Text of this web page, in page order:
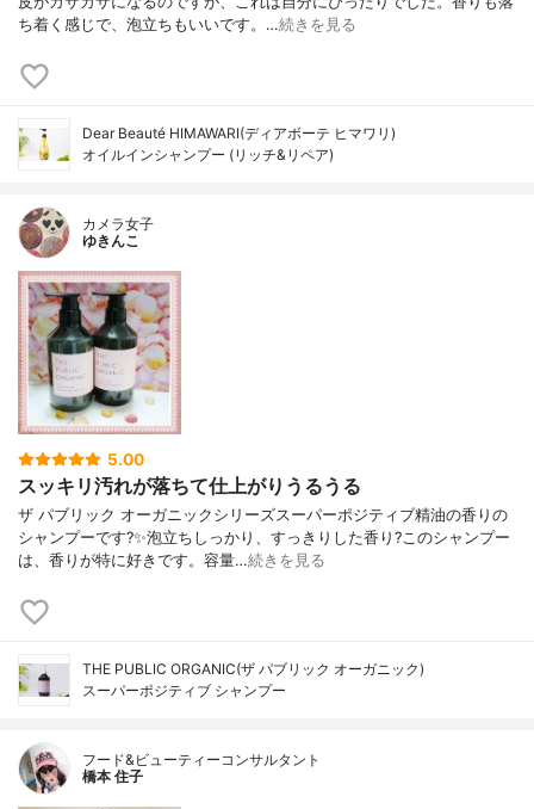
ち着く感じで、泡立ちもいいです。…続きを見る
Dear Beauté HIMAWARI(ディアボーテ ヒマワリ)
オイルインシャンプー (リッチ&リペア)
カメラ女子
ゆきんこ
5.00
スッキリ汚れが落ちて仕上がりうるうる
ザ パブリック オーガニックシリーズスーパーポジティブ精油の香りの
シャンプーです?✨泡立ちしっかり、すっきりした香り?このシャンプー
は、香りが特に好きです。容量…続きを見る
THE PUBLIC ORGANIC(ザ パブリック オーガニック)
スーパーポジティブ シャンプー
フード&ビューティーコンサルタント
橋本 住子